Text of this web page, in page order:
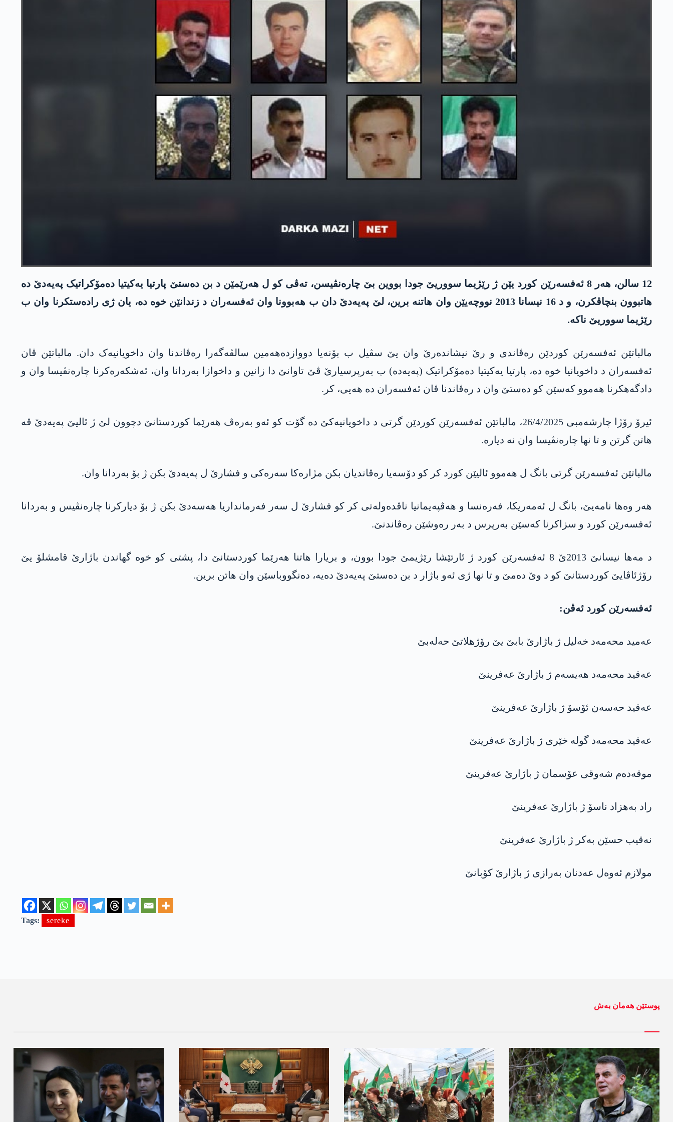
12 سالن، ھەر 8 ئەفسەرێن کورد یێن ژ رێژیما سووریێ جودا بووین بێ چارەنڤیسن، تەڤی کو ل ھەرێمێن د بن دەستێ پارتیا یەکیتیا دەمۆکراتیک پەیەدێ دە
ھاتبوون بنچاڤکرن، و د 16 نیسانا 2013 نووچەیێن وان ھاتنە برین، لێ پەیەدێ دان ب ھەبوونا وان ئەفسەران د زندانێن خوە دە، یان ژی رادەستکرنا وان ب
رێژیما سووریێ ناکە.
مالباتێن ئەفسەرێن کوردێن رەڤاندی و رێ نیشاندەرێ وان یێ سڤیل ب بۆنەیا دووازدەھەمین سالڤەگەرا رەڤاندنا وان داخویانیەک دان. مالباتێن ڤان
ئەفسەران د داخویانیا خوە دە، پارتیا یەکیتیا دەمۆکراتیک (پەیەدە) ب بەرپرسیارێ ڤێ تاوانێ دا زانین و داخوازا بەردانا وان، ئەشکەرەکرنا چارەنڤیسا وان و
دادگەھکرنا ھەموو کەسێن کو دەستێ وان د رەڤاندنا ڤان ئەفسەران دە ھەیی، کر.
ئیرۆ رۆژا چارشەمبی 26/4/2025، مالباتێن ئەفسەرێن کوردێن گرتی د داخویانیەکێ دە گۆت کو ئەو بەرەڤ ھەرێما کوردستانێ دچوون لێ ژ ئالیێ پەیەدێ ڤە
ھاتن گرتن و تا نھا چارەنڤیسا وان نە دیارە.
مالباتێن ئەفسەرێن گرتی بانگ ل ھەموو ئالیێن کورد کر کو دۆسەیا رەڤاندیان بکن مژارەکا سەرەکی و فشارێ ل پەیەدێ بکن ژ بۆ بەردانا وان.
ھەر وەھا نامەیێ، بانگ ل ئەمەریکا، فەرەنسا و ھەڤپەیمانیا ناڤدەولەتی کر کو فشارێ ل سەر فەرمانداریا ھەسەدێ بکن ژ بۆ دیارکرنا چارەنڤیس و بەردانا
ئەفسەرێن کورد و سزاکرنا کەسێن بەرپرس د بەر رەوشێن رەڤاندنێ.
د مەھا نیسانێ 2013ێ 8 ئەفسەرێن کورد ژ ئارتێشا رێژیمێ جودا بوون، و بریارا ھاتنا ھەرێما کوردستانێ دا، پشتی کو خوە گھاندن باژارێ قامشلۆ یێ
رۆژئاڤایێ کوردستانێ کو د وێ دەمێ و تا نھا ژی ئەو باژار د بن دەستێ پەیەدێ دەیە، دەنگووباسێن وان ھاتن برین.
ئەفسەرێن کورد ئەڤن:
عەمید محەمەد خەلیل ژ باژارێ بابێ یێ رۆژھلاتێ حەلەبێ
عەقید محەمەد ھەیسەم ژ باژارێ عەفرینێ
عەقید حەسەن ئۆسۆ ژ باژارێ عەفرینێ
عەقید محەمەد گولە خێری ژ باژارێ عەفرینێ
موقەدەم شەوقی عۆسمان ژ باژارێ عەفرینێ
راد بەھزاد ناسۆ ژ باژارێ عەفرینێ
نەقیب حسێن بەکر ژ باژارێ عەفرینێ
مولازم ئەوەل عەدنان بەرازی ژ باژارێ کۆبانێ
Tags: sereke
پوستێن ھەمان بەش